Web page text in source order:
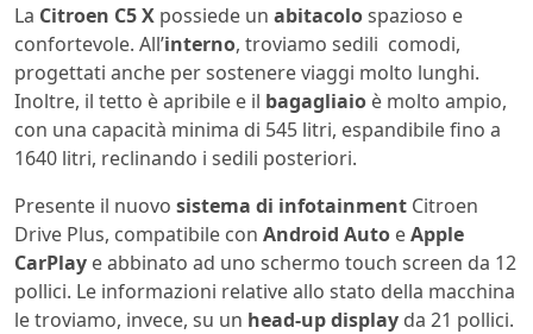
La Citroen C5 X possiede un abitacolospazioso e
confortevole. All’interno, troviamo sedili comodi,
progettati anche per sostenere viaggi molto lunghi.
Inoltre, il tetto è apribile e il bagagliaio è molto ampio,
con una capacità minima di 545 litri, espandibile fino a
1640 litri, reclinando i sedili posteriori.
Presente il nuovo sistema di infotainment Citroen
Drive Plus, compatibile con Android Auto eApple
CarPlay e abbinato ad uno schermo touch screen da 12
pollici. Le informazioni relative allo stato della macchina
le troviamo, invece, su un head-up display da 21 pollici.